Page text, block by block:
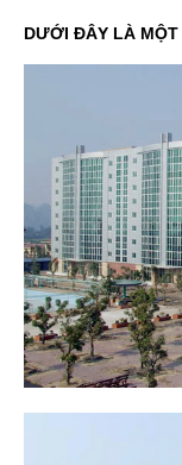
DƯỚI ĐÂY LÀ MỘT